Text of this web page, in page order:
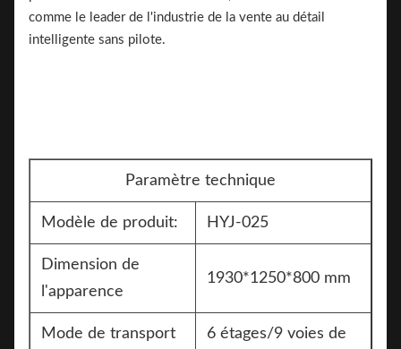
comme le leader de l'industrie de la vente au détail
intelligente sans pilote.
Paramètre technique
Modèle de produit: HYJ-025
Dimension de
l'apparence
1930*1250*800 mm
Mode de transport
6 étages/9 voies de